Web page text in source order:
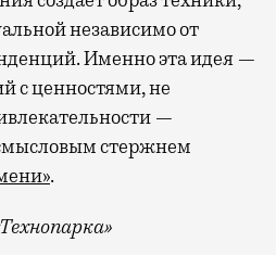
независимо от
Именно эта идея —
с ценностями, не
—
стержнем
.